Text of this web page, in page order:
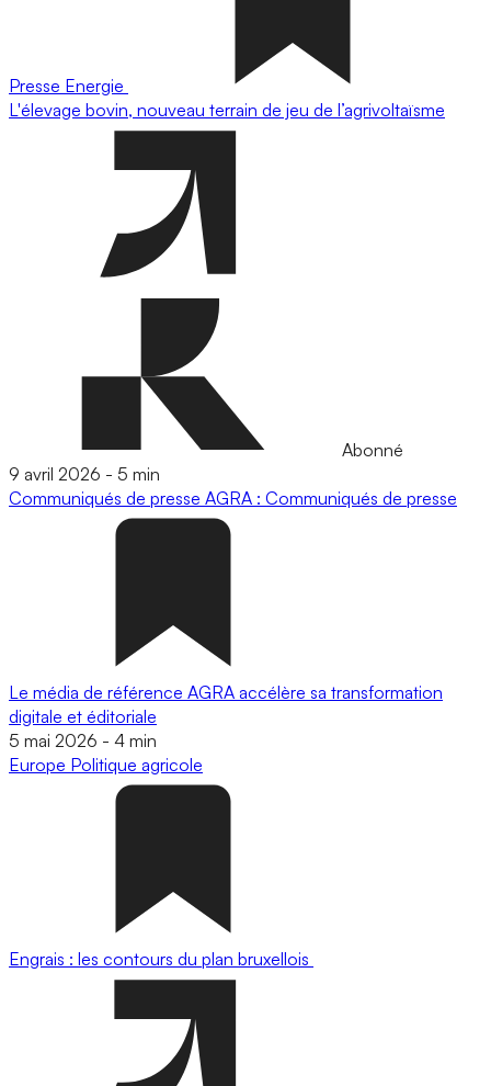
Presse Energie
L'élevage bovin, nouveau terrain de jeu de l’agrivoltaïsme
Abonné
9 avril 2026 - 5 min
Communiqués de presse AGRA : Communiqués de presse
Le média de référence AGRA accélère sa transformation
digitale et éditoriale
5 mai 2026 - 4 min
Europe Politique agricole
Engrais : les contours du plan bruxellois